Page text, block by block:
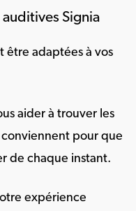
Signia
être adaptées à vos
aider à trouver les
pour que
de chaque instant.
expérience